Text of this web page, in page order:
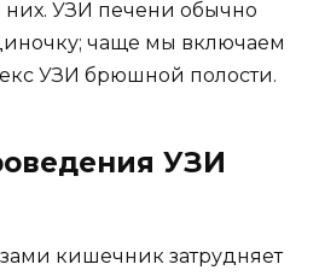
УЗИ печени обычно
чаще мы включаем
УЗИ брюшной полости.
УЗИ
кишечник затрудняет